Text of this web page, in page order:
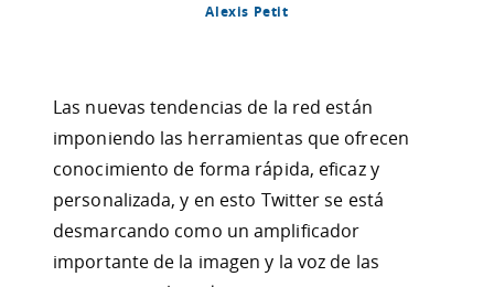
Alexis Petit
Las nuevas tendencias de la red están
imponiendo las herramientas que ofrecen
conocimiento de forma rápida, eficaz y
personalizada, y en esto Twitter se está
desmarcando como un amplificador
importante de la imagen y la voz de las